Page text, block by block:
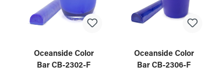
Oceanside Color
Bar CB-2302-F
Oceanside Color
Bar CB-2306-F